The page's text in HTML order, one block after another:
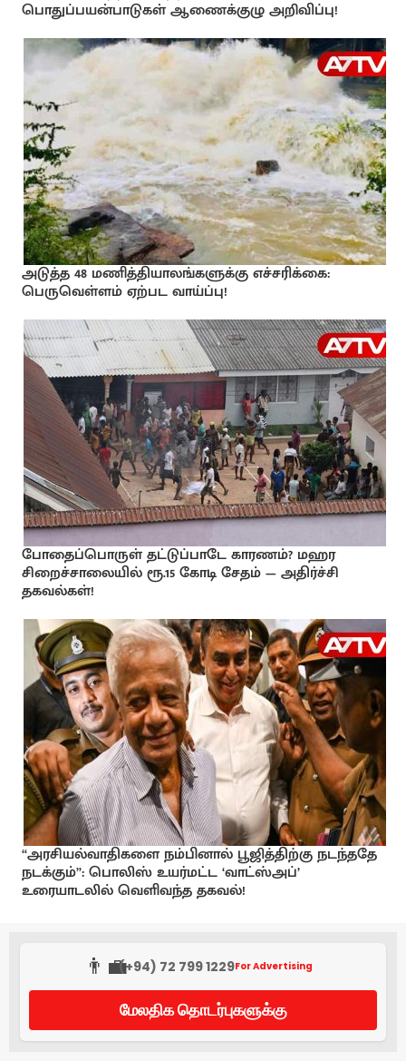
பொதுப்பயன்பாடுகள் ஆணைக்குழு அறிவிப்பு!
அடுத்த 48 மணித்தியாலங்களுக்கு எச்சரிக்கை:
பெருவெள்ளம் ஏற்பட வாய்ப்பு!
போதைப்பொருள் தட்டுப்பாடே காரணம்? மஹர
சிறைச்சாலையில் ரூ.15 கோடி சேதம் — அதிர்ச்சி
தகவல்கள்!
“அரசியல்வாதிகளை நம்பினால் பூஜித்திற்கு நடந்ததே
நடக்கும்”: பொலிஸ் உயர்மட்ட ‘வாட்ஸ்அப்’
உரையாடலில் வெளிவந்த தகவல்!
👨‍💼(+94) 72 799 1229For Advertising
மேலதிக தொடர்புகளுக்கு